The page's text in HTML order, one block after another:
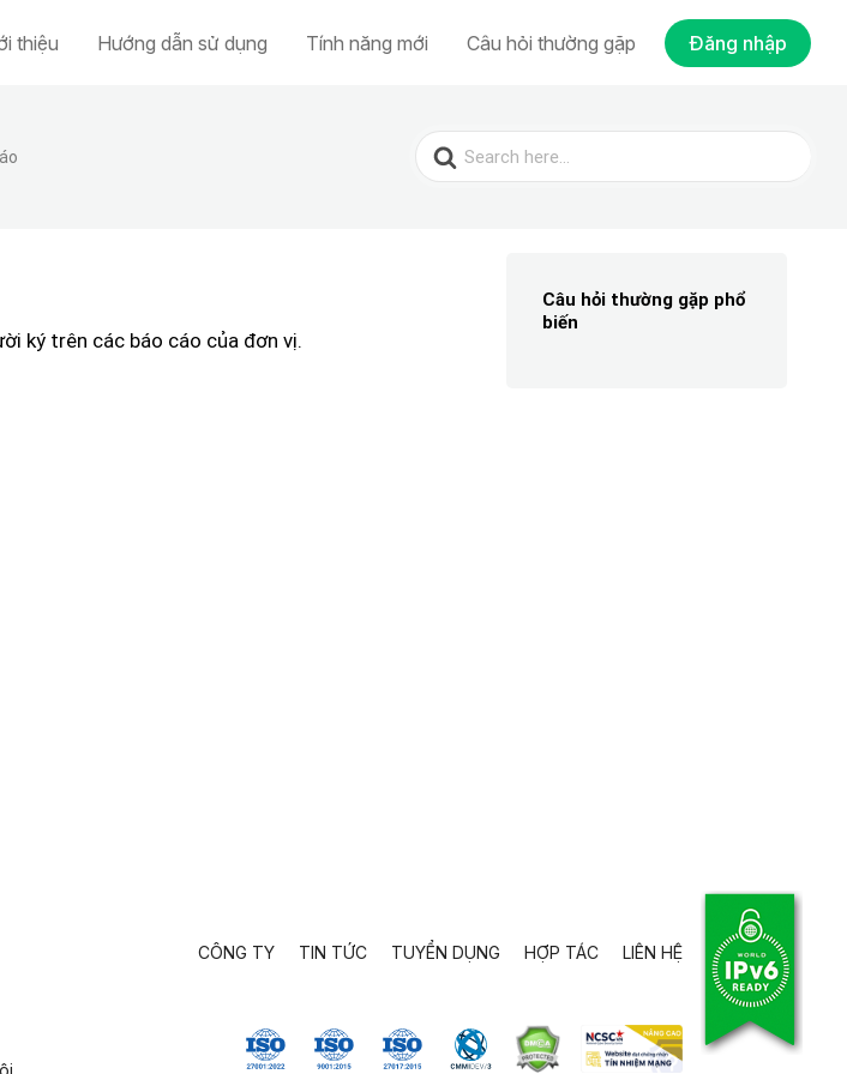
thiệu Hướng dẫn sử dụng Tính năng mới Câu hỏi thường gặp Đăng nhập
Search
for:
ký trên các báo cáo của đơn vị.
Câu hỏi thường gặp phổ
biến
CÔNG TY TIN TỨC TUYỂN DỤNG HỢP TÁC LIÊN HỆ